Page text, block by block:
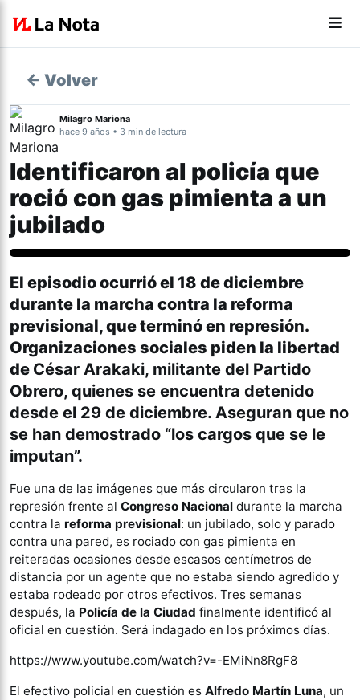
← Volver
Milagro Mariona
hace 9 años • 3 min de lectura
Identificaron al policía que
roció con gas pimienta a un
jubilado
El episodio ocurrió el 18 de diciembre
durante la marcha contra la reforma
previsional, que terminó en represión.
Organizaciones sociales piden la libertad
de César Arakaki, militante del Partido
Obrero, quienes se encuentra detenido
desde el 29 de diciembre. Aseguran que no
se han demostrado “los cargos que se le
imputan”.
Fue una de las imágenes que más circularon tras la
represión frente al Congreso Nacional durante la marcha
contra la reforma previsional: un jubilado, solo y parado
contra una pared, es rociado con gas pimienta en
reiteradas ocasiones desde escasos centímetros de
distancia por un agente que no estaba siendo agredido y
estaba rodeado por otros efectivos. Tres semanas
después, la Policía de la Ciudad finalmente identificó al
oficial en cuestión. Será indagado en los próximos días.
https://www.youtube.com/watch?v=-EMiNn8RgF8
El efectivo policial en cuestión es Alfredo Martín Luna, un